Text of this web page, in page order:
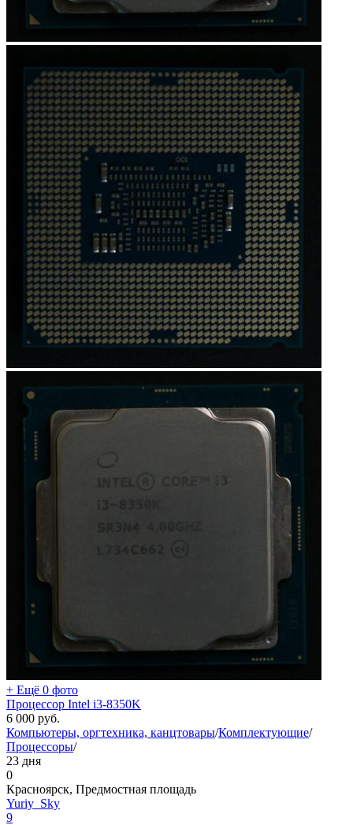
+ Ещё 0 фото
Процессор Intel i3-8350K
6 000 руб.
Компьютеры, оргтехника, канцтовары/Комплектующие/
Процессоры/
23 дня
0
Красноярск, Предмостная площадь
Yuriy_Sky
9